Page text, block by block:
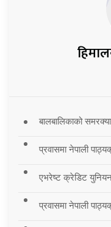
बालबालिकाको
प्रवासमा नेपाली
एभरेष्ट क्रेडिट
प्रवासमा नेपाली